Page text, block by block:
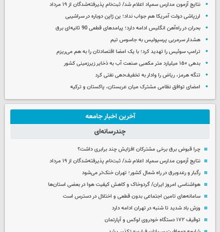
نتایج آزمون مدارس سمپاد اعلام شد/ ثبت‌نام پذیرفته‌شدگان از ۱۹ مرداد
ارزپاشی دولت آمریکا هم جواب نداد؛ ین ژاپن دوباره در سراشیبی
بحران در راه‌آهن انگلیس ادامه دارد؛ پیامدهای قطعی 90 ثانیه‌ای برق
هشدار سرمربی پرسپولیس به جاسوس تیم
ترامپ سوئیس را تهدید کرد؛ با یک امضا اقتصادتان را به هم می‌ریزم
بدهی ۱۵۰ میلیارد متر مکعبی صنعت آب به ذخایر زیرزمینی کشور
تنگه هرمز، ریاض را وادار به تخفیف‌دهی نفتی کرد
امضای توافق نظامی مشترک میان عربستان، پاکستان و ترکیه
آخرین اخبار جامعه
چندرسانه‌ای
چرا قبوض برق برخی مشترکان افزایش چند برابری داشت؟
نتایج آزمون مدارس سمپاد اعلام شد/ ثبت‌نام پذیرفته‌شدگان از ۱۹ مرداد
رگبار و رعدوبرق در راه شمال کشور؛ تهران خنک‌تر می‌شود
هواشناسی امروز ایران/ گردوخاک و کاهش کیفیت هوا در بعضی استان‌ها
سامانه‌های تامین اجتماعی بدون قطعی و اختلال در دسترس است
وزش باد شدید تا شنبه در تهران ادامه دارد
توقیف ۱۷۲ دستگاه خودروی لوکس و آپارتمان